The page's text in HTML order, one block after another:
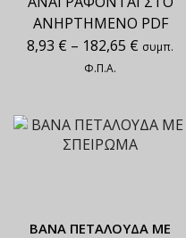
ΑΝΗΡΤΗΜΕΝΟ PDF
8,93 € – 182,65 € συμπ.
Φ.Π.Α.
ΒΑΝΑ ΠΕΤΑΛΟΥΔΑ ΜΕ